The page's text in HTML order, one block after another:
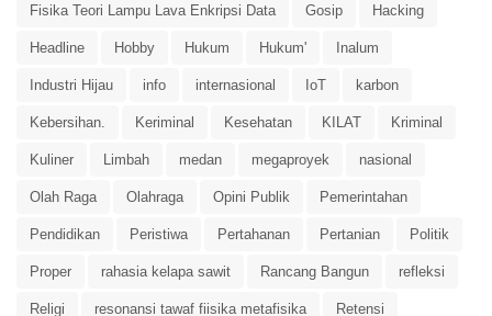
Fisika Teori Lampu Lava Enkripsi Data Gosip Hacking
Headline Hobby Hukum Hukum' Inalum
Industri Hijau info internasional IoT karbon
Kebersihan. Keriminal Kesehatan KILAT Kriminal
Kuliner Limbah medan megaproyek nasional
Olah Raga Olahraga Opini Publik Pemerintahan
Pendidikan Peristiwa Pertahanan Pertanian Politik
Proper rahasia kelapa sawit Rancang Bangun refleksi
Religi resonansi tawaf fiisika metafisika Retensi